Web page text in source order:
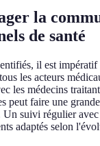
la
de santé
il est impératif
les acteurs
les médecins
peut faire une
suivi régulier avec
adaptés selon